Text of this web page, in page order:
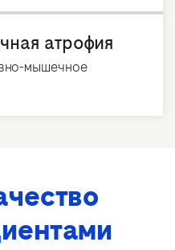
атрофия
мышечное